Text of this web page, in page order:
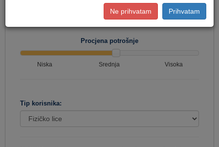
(Za definisanje raspodjele saobraćaja prema
konkretnim destinacijama, koristite detaljan unos potrošnje.)
Procjena potrošnje
Niska Srednja Visoka
Tip korisnika:
Ne prihvatam Prihvatam